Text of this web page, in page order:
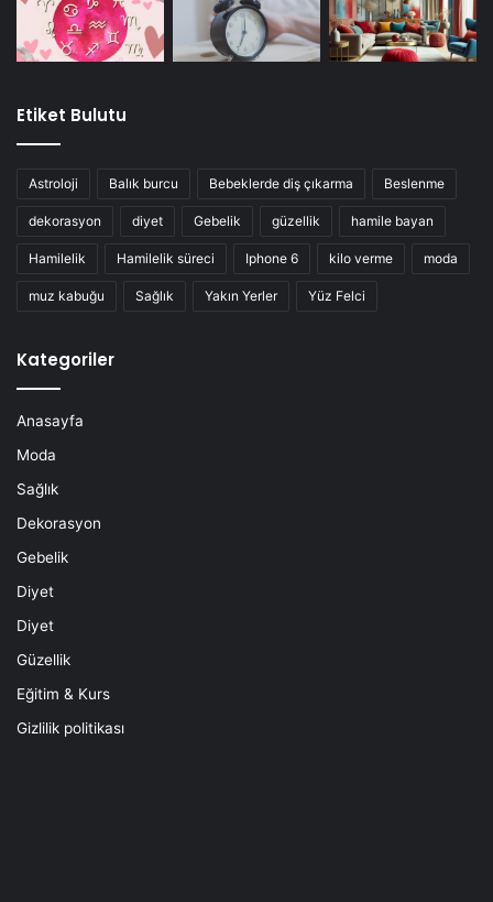
Etiket Bulutu
Astroloji Balık burcu Bebeklerde diş çıkarma Beslenme
dekorasyon diyet Gebelik güzellik hamile bayan
Hamilelik Hamilelik süreci Iphone 6 kilo verme moda
muz kabuğu Sağlık Yakın Yerler Yüz Felci
Kategoriler
Anasayfa
Moda
Sağlık
Dekorasyon
Gebelik
Diyet
Diyet
Güzellik
Eğitim & Kurs
Gizlilik politikası